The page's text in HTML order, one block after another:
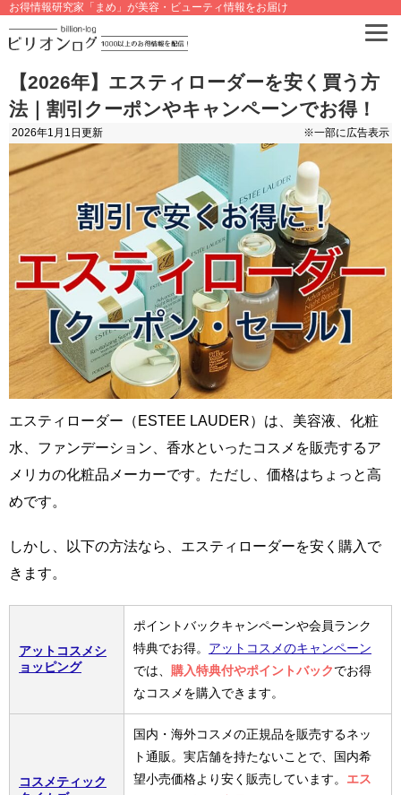
お得情報研究家「まめ」が美容・ビューティ情報をお届け
【2026年】エスティローダーを安く買う方
法｜割引クーポンやキャンペーンでお得！
2026年1月1日 更新 ※一部に広告表示
エスティローダー（ESTEE LAUDER）は、美容液、化粧
水、ファンデーション、香水といったコスメを販売するア
メリカの化粧品メーカーです。ただし、価格はちょっと高
めです。
しかし、以下の方法なら、エスティローダーを安く購入で
きます。
アットコスメシ
ョッピング
ポイントバックキャンペーンや会員ランク
特典でお得。 アットコスメのキャンペーン
では、 購入特典付やポイントバックでお得
なコスメを購入できます。
コスメティック
国内・海外コスメの正規品を販売するネッ
ト通販。実店舗を持たないことで、国内希
望小売価格より安く販売しています。 エス